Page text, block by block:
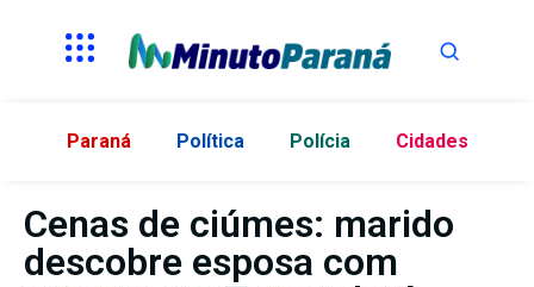
Paraná Política Polícia Cidades
Cenas de ciúmes: marido
descobre esposa com